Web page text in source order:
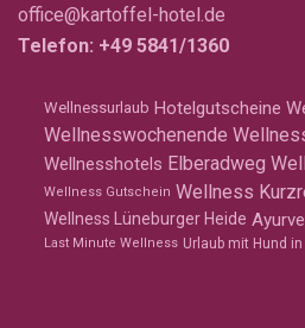
office@kartoffel-hotel.de
Telefon: +49 5841/1360
Wellnessurlaub Hotelgutscheine
Wellnesswochenende
Wellnesshotels Elberadweg
Wellness Gutschein Wellness
Wellness Lüneburger Heide
Last Minute Wellness Urlaub mit Hund